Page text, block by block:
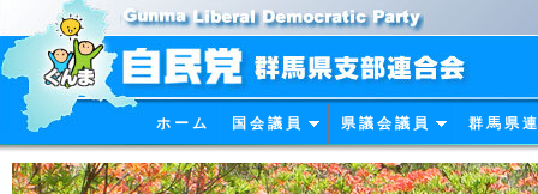
ホ ー ム 国 会 議 員 県 議 会 議 員 群 馬 県 連